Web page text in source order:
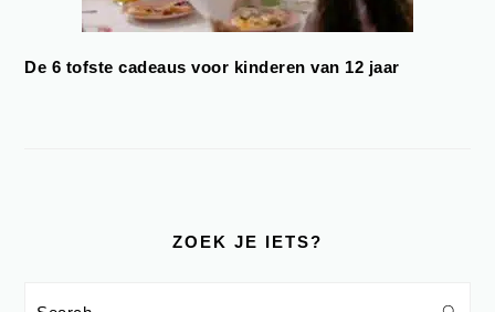
De 6 tofste cadeaus voor kinderen van 12 jaar
ZOEK JE IETS?